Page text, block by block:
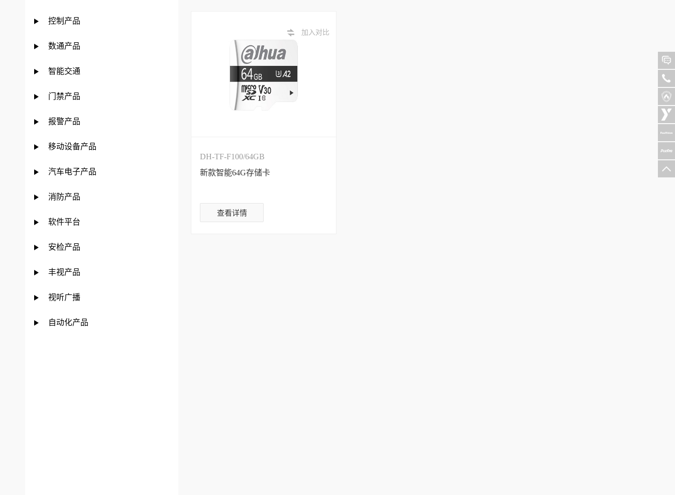
控制产品
数通产品
智能交通
门禁产品
报警产品
移动设备产品
汽车电子产品
消防产品
软件平台
安检产品
丰视产品
视听广播
自动化产品
加入对比
DH-TF-F100/64GB
新款智能64G存储卡
查看详情